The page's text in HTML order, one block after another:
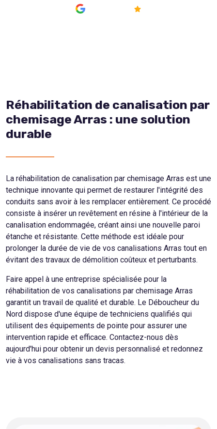
Réhabilitation de canalisation par
chemisage Arras : une solution
durable
La réhabilitation de canalisation par chemisage Arras est une
technique innovante qui permet de restaurer l'intégrité des
conduits sans avoir à les remplacer entièrement. Ce procédé
consiste à insérer un revêtement en résine à l'intérieur de la
canalisation endommagée, créant ainsi une nouvelle paroi
étanche et résistante. Cette méthode est idéale pour
prolonger la durée de vie de vos canalisations Arras tout en
évitant des travaux de démolition coûteux et perturbants.
Faire appel à une entreprise spécialisée pour la
réhabilitation de vos canalisations par chemisage Arras
garantit un travail de qualité et durable. Le Déboucheur du
Nord dispose d'une équipe de techniciens qualifiés qui
utilisent des équipements de pointe pour assurer une
intervention rapide et efficace. Contactez-nous dès
aujourd'hui pour obtenir un devis personnalisé et redonnez
vie à vos canalisations sans tracas.